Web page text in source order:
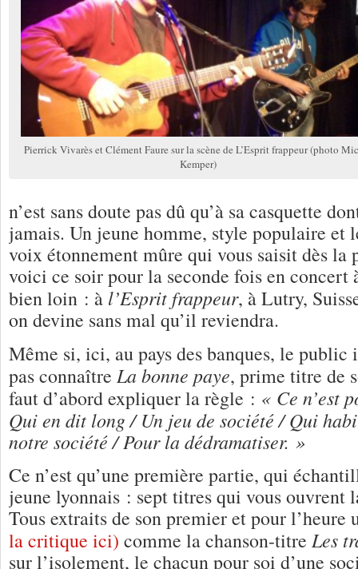
Pierrick Vivarès et Clément Faure sur la scène de L’Esprit frappeur (photo
Kemper)
n’est sans doute pas dû qu’à sa casquette
jamais. Un jeune homme, style populaire et
voix étonnement mûre qui vous saisit dès la
voici ce soir pour la seconde fois en concert
bien loin : à l’Esprit frappeur, à Lutry,
on devine sans mal qu’il reviendra.
Même si, ici, au pays des banques, le public
pas connaître La bonne paye, prime titre de
faut d’abord expliquer la règle : « Ce n’est
Qui en dit long / Un jeu de société / Qui
notre société / Pour la dédramatiser. »
Ce n’est qu’une première partie, qui
jeune lyonnais : sept titres qui vous ouvrent
Tous extraits de son premier et pour
la critique ici) comme la chanson-titre Les
sur l’isolement, le chacun pour soi d’une